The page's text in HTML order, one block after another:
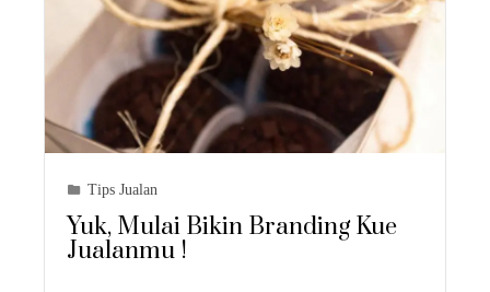
Tips Jualan
Yuk, Mulai Bikin Branding Kue
Jualanmu !